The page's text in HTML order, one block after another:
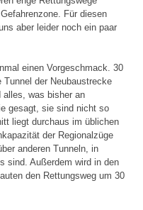
Für diesen
aber leider noch ein paar
einen Vorgeschmack. 30
der Neubaustrecke
alles, was bisher an
gesagt, sie sind nicht so
liegt durchaus im üblichen
der Regionalzüge
anderen Tunneln, in
sind. Außerdem wird in den
den Rettungsweg um 30